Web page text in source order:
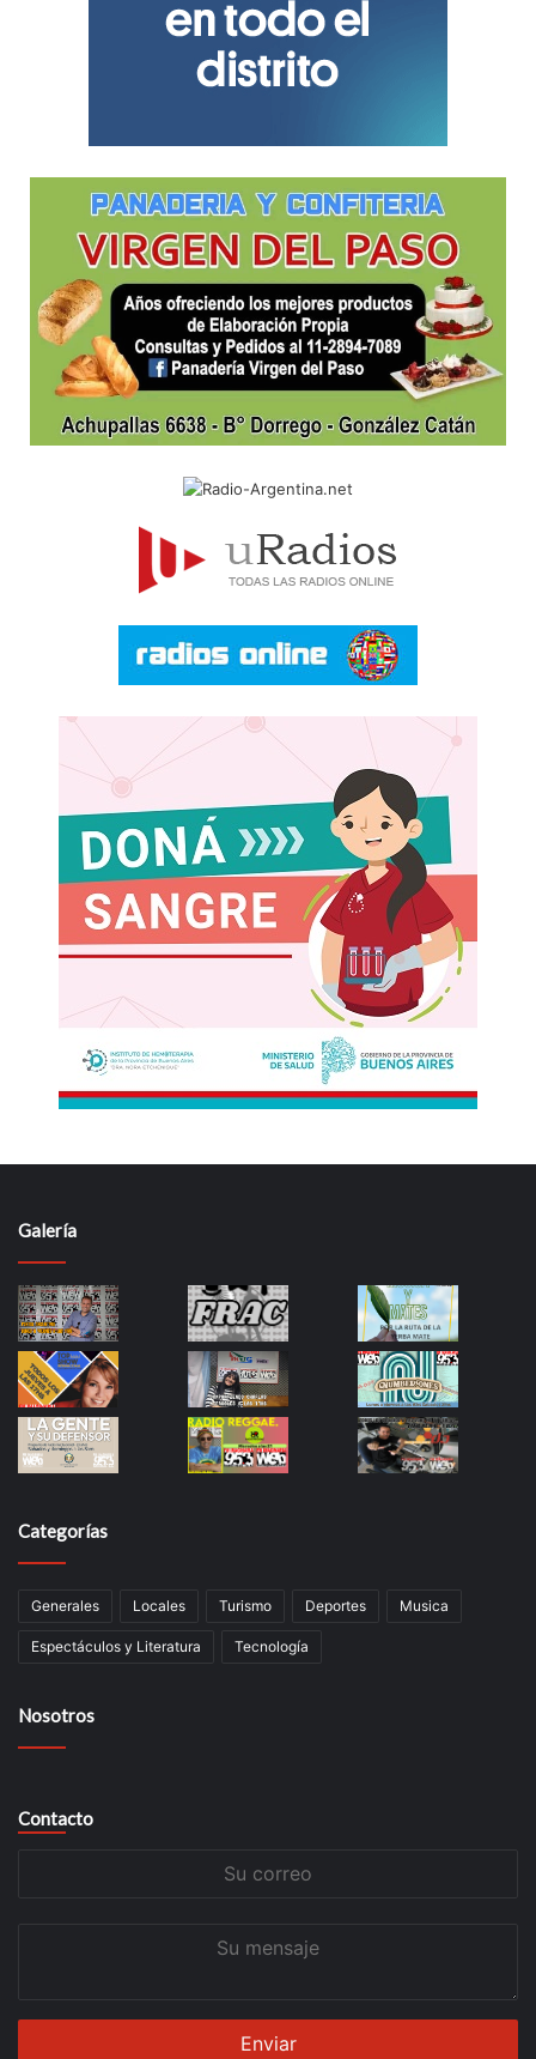
Galería
Categorías
Generales Locales Turismo Deportes Musica
Espectáculos y Literatura Tecnología
Nosotros
Contacto